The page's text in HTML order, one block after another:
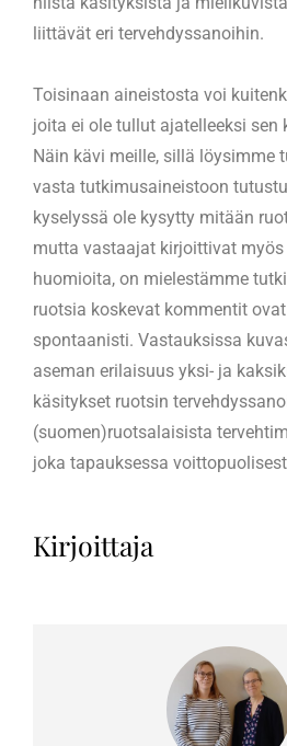
liittävät eri tervehdyssanoihin.
Toisinaan aineistosta voi
joita ei ole tullut ajatelleeksi sen
Näin kävi meille, sillä löysimme
vasta tutkimusaineistoon
kyselyssä ole kysytty mitään
mutta vastaajat kirjoittivat
huomioita, on mielestämme
ruotsia koskevat kommentit
spontaanisti. Vastauksissa
aseman erilaisuus yksi- ja
käsitykset ruotsin
(suomen)ruotsalaisista
joka tapauksessa
Kirjoittaja